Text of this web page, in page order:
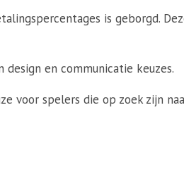
is geborgd.
en communicatie keuzes.
voor spelers die op zoek zijn